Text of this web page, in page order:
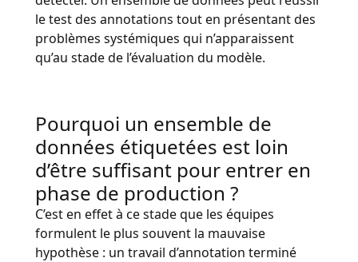
le test des annotations tout en présentant des
problèmes systémiques qui n’apparaissent
qu’au stade de l’évaluation du modèle.
Pourquoi un ensemble de
données étiquetées est loin
d’être suffisant pour entrer en
phase de production ?
C’est en effet à ce stade que les équipes
formulent le plus souvent la mauvaise
hypothèse : un travail d’annotation terminé